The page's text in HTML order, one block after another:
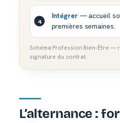
Intégrer— accueil
premières semaines.
Schéma Profession Bien-Être —
signature du contrat.
L’alternance :